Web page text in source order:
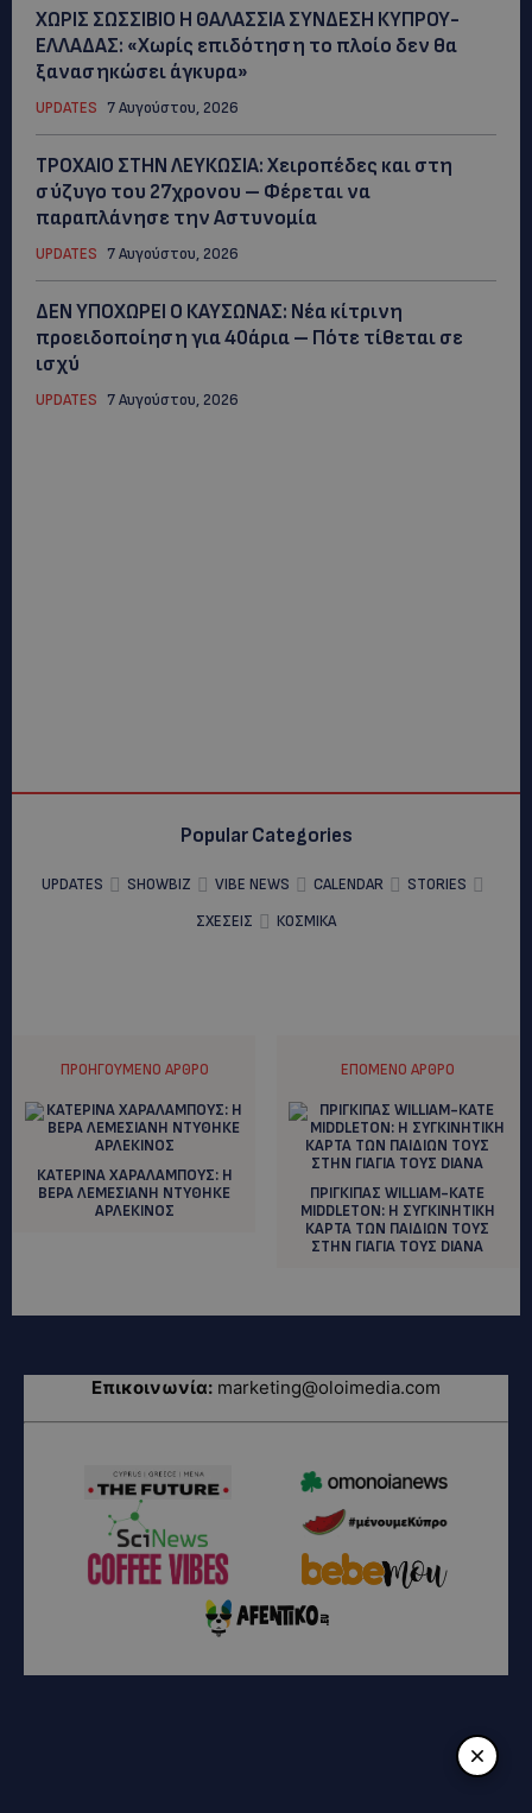
ΧΩΡΙΣ ΣΩΣΣΙΒΙΟ Η ΘΑΛΑΣΣΙΑ ΣΥΝΔΕΣΗ ΚΥΠΡΟΥ-
ΕΛΛΑΔΑΣ: «Χωρίς επιδότηση το πλοίο δεν θα
ξανασηκώσει άγκυρα»
UPDATES 7 Αυγούστου, 2026
ΤΡΟΧΑΙΟ ΣΤΗΝ ΛΕΥΚΩΣΙΑ: Χειροπέδες και στη
σύζυγο του 27χρονου – Φέρεται να
παραπλάνησε την Αστυνομία
UPDATES 7 Αυγούστου, 2026
ΔΕΝ ΥΠΟΧΩΡΕΙ Ο ΚΑΥΣΩΝΑΣ: Νέα κίτρινη
προειδοποίηση για 40άρια – Πότε τίθεται σε
ισχύ
UPDATES 7 Αυγούστου, 2026
Popular Categories
UPDATES SHOWBIZ VIBE NEWS CALENDAR
STORIES
ΣΧΕΣΕΙΣ
ΚΟΣΜΙΚΑ
ΠΡΟΗΓΟΎΜΕΝΟ ΆΡΘΡΟ
ΚΑΤΕΡΙΝΑ ΧΑΡΑΛΑΜΠΟΥΣ: Η
ΒΕΡΑ ΛΕΜΕΣΙΑΝΗ ΝΤΥΘΗΚΕ
ΑΡΛΕΚΙΝΟΣ
ΕΠΌΜΕΝΟ ΆΡΘΡΟ
ΠΡΙΓΚΙΠΑΣ WILLIAM-ΚΑΤΕ
ΜΙDDLETON: H ΣΥΓΚΙΝΗΤΙΚΗ
ΚΑΡΤΑ ΤΩΝ ΠΑΙΔΙΩΝ ΤΟΥΣ
ΣΤΗΝ ΓΙΑΓΙΑ ΤΟΥΣ DΙANA
Επικοινωνία: marketing@oloimedia.com